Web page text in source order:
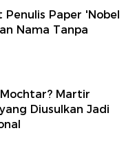
Paper 'Nobel
Nama Tanpa
Martir
Diusulkan Jadi